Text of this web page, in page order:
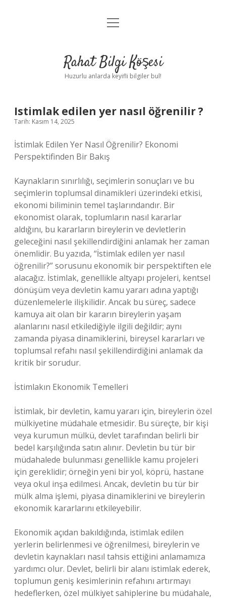
Anasayfa
Yasal Uyarı
menüyü
Rahat Bilgi Köşesi
Huzurlu anlarda keyifli bilgiler bul!
Istimlak edilen yer nasıl öğrenilir ?
Tarih: Kasım 14, 2025
İstimlak Edilen Yer Nasıl Öğrenilir? Ekonomi
Perspektifinden Bir Bakış
Kaynakların sınırlılığı, seçimlerin sonuçları ve bu
seçimlerin toplumsal dinamikleri üzerindeki etkisi,
ekonomi biliminin temel taşlarındandır. Bir
ekonomist olarak, toplumların nasıl kararlar
aldığını, bu kararların bireylerin ve devletlerin
geleceğini nasıl şekillendirdiğini anlamak her zaman
önemlidir. Bu yazıda, “İstimlak edilen yer nasıl
öğrenilir?” sorusunu ekonomik bir perspektiften ele
alacağız. İstimlak, genellikle altyapı projeleri, kentsel
dönüşüm veya devletin kamu yararı adına yaptığı
düzenlemelerle ilişkilidir. Ancak bu süreç, sadece
kamuya ait olan bir kararın bireylerin yaşam
alanlarını nasıl etkilediğiyle ilgili değildir; aynı
zamanda piyasa dinamiklerini, bireysel kararları ve
toplumsal refahı nasıl şekillendirdiğini anlamak da
kritik bir sorudur.
İstimlakın Ekonomik Temelleri
İstimlak, bir devletin, kamu yararı için, bireylerin özel
mülkiyetine müdahale etmesidir. Bu süreçte, bir kişi
veya kurumun mülkü, devlet tarafından belirli bir
bedel karşılığında satın alınır. Devletin bu tür bir
müdahalede bulunması genellikle kamu projeleri
için gereklidir; örneğin yeni bir yol, köprü, hastane
veya okul inşa edilmesi. Ancak, devletin bu tür bir
mülk alma işlemi, piyasa dinamiklerini ve bireylerin
ekonomik kararlarını etkileyebilir.
Ekonomik açıdan bakıldığında, istimlak edilen
yerlerin belirlenmesi ve öğrenilmesi, bireylerin ve
devletin kaynakları nasıl tahsis ettiğini anlamamıza
yardımcı olur. Devlet, belirli bir alanı istimlak ederek,
toplumun geniş kesimlerinin refahını artırmayı
hedeflerken, özel mülkiyet sahiplerine bu müdahale,